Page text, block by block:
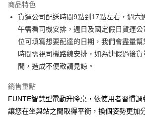
合作金庫商業銀行
華南商業銀行
彰化商
上海商業儲蓄銀行
台北富
國泰世華商業銀行
兆豐國
臺灣中小企業銀行
台中商
匯豐（台灣）商業銀行
聯邦商業銀行
元大商業銀行
台新國際商業銀行
中國信託
台灣樂天信用卡公司
6 期 0 利率 每期
華南商業銀行
彰化商業
上海商業儲蓄銀行
台北富
國泰世華商業銀行
兆豐國
臺灣中小企業銀行
聯邦商業銀行
元大商業銀行
永豐商
玉山商業銀行
星展（台
LINE Pay
Apple Pay
街口支付
悠遊付
Google Pay
商品特色
貨運公司配送時間9點到17點左右，週六
午需看司機安排，週日及國定假日貨運
位可填寫想要配達的日期，我們會盡量
時間需視司機路線安排，如為連假過後
間，造成不便敬請見諒。
銷售重點
FUNTE智慧型電動升降桌，依使用者習慣調
讓您在坐與站之間取得平衡，換個姿勢更加